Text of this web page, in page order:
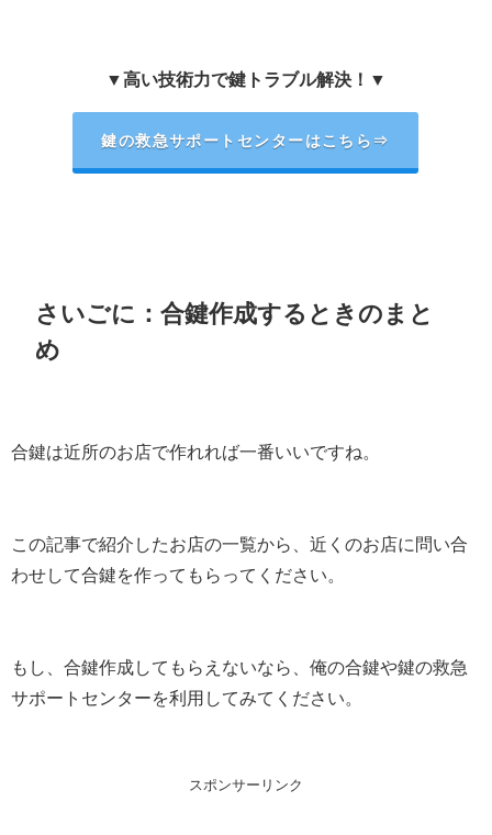
▼高い技術力で鍵トラブル解決！▼
鍵の救急サポートセンターはこちら⇒
さいごに：合鍵作成するときのまと
め
合鍵は近所のお店で作れれば一番いいですね。
この記事で紹介したお店の一覧から、近くのお店に問い合
わせして合鍵を作ってもらってください。
もし、合鍵作成してもらえないなら、俺の合鍵や鍵の救急
サポートセンターを利用してみてください。
スポンサーリンク